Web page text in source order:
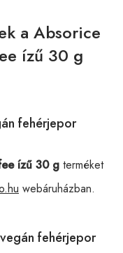
a Absorice
ízű 30 g
fehérjepor
ízű 30 g terméket
webáruházban.
fehérjepor